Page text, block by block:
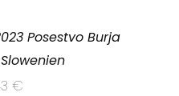
Posestvo Burja
€